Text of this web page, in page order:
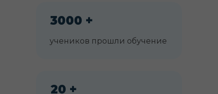
3000 +
учеников прошли обучение
20 +